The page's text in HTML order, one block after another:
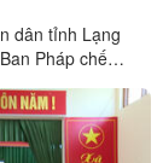
dân tỉnh Lạng
Pháp chế
nhân dân tỉnh
Trực, Bí ...